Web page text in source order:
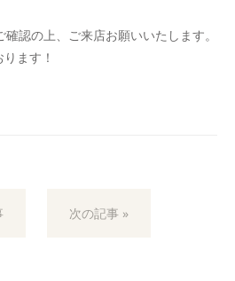
認の上、ご来店お願いいたします。
ます！
次の記事 »